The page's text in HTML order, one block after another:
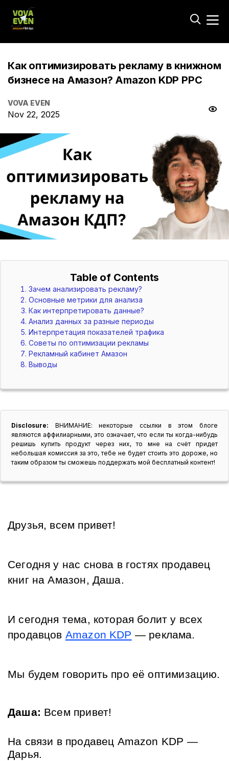
Как оптимизировать рекламу в книжном
бизнесе на Амазон? Amazon KDP PPC
VOVA EVEN
Nov 22, 2025
Table of Contents
Зачем анализировать рекламу?
Основные метрики для анализа
Как интерпретировать данные?
Анализ данных за разные периоды
Интерпретация показателей трафика
Советы по оптимизации рекламы
Рекламный кабинет Амазон
Выводы
Disclosure: ВНИМАНИЕ: некоторые ссылки в этом блоге
являются аффилиарными, это означает, что если ты когда-нибудь
решишь купить продукт через них, то мне на счёт придет
небольшая комиссия за это, тебе не будет стоить это дороже, но
таким образом ты сможешь поддержать мой бесплатный контент!
Друзья, всем привет!
Сегодня у нас снова в гостях продавец
книг на Амазон, Даша.
И сегодня тема, которая болит у всех
продавцов Amazon KDP — реклама.
Мы будем говорить про её оптимизацию.
Даша: Всем привет!
На связи в продавец Amazon KDP —
Дарья.